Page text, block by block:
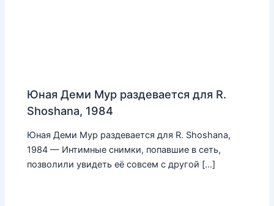
Юная Деми Мур раздевается для R.
Shoshana, 1984
Юная Деми Мур раздевается для R. Shoshana,
1984 — Интимные снимки, попавшие в сеть,
позволили увидеть её совсем с другой […]